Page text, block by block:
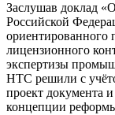
Заслушав доклад
Российской
ориентированного
лицензионного
экспертизы
НТС решили с
проект документа
концепции